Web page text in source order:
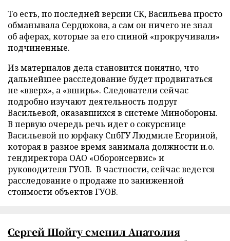
То есть, по последней версии СК, Васильева просто
обманывала Сердюкова, а сам он ничего не знал
об аферах, которые за его спиной «прокручивали»
подчиненные.
Из материалов дела становится понятно, что
дальнейшее расследование будет продвигаться
не «вверх», а «вширь». Следователи сейчас
подробно изучают деятельность подруг
Васильевой, оказавшихся в системе Минобороны.
В первую очередь речь идет о сокурснице
Васильевой по юрфаку СпбГУ Людмиле Егориной,
которая в разное время занимала должности и.о.
гендиректора ОАО «Оборонсервис» и
руководителя ГУОВ. В частности, сейчас ведется
расследование о продаже по заниженной
стоимости объектов ГУОВ.
Сергей Шойгу сменил Анатолия